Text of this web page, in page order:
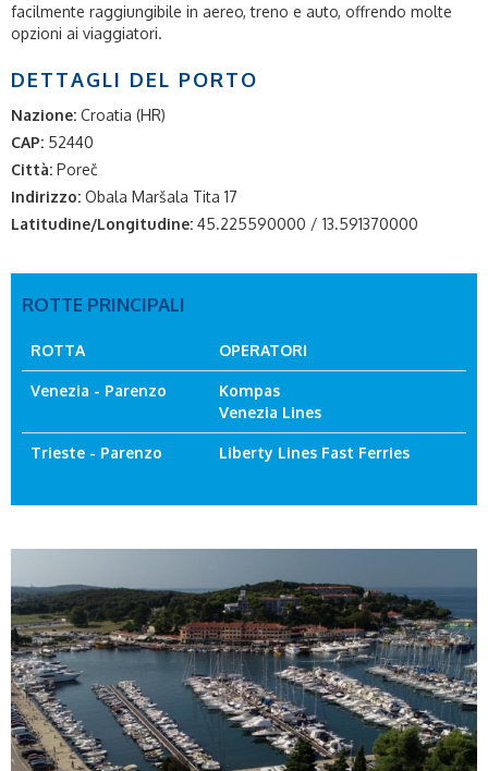
facilmente raggiungibile in aereo, treno e auto, offrendo molte
opzioni ai viaggiatori.
DETTAGLI DEL PORTO
Nazione: Croatia (HR)
CAP: 52440
Città: Poreč
Indirizzo: Obala Maršala Tita 17
Latitudine/Longitudine: 45.225590000 / 13.591370000
ROTTE PRINCIPALI
ROTTA OPERATORI
Venezia - Parenzo
Kompas
Venezia Lines
Trieste - Parenzo Liberty Lines Fast Ferries